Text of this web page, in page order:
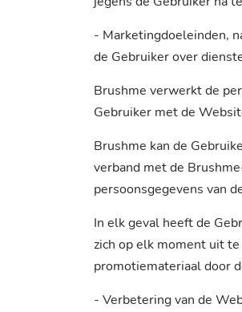
- Marketingdoeleinden,
de Gebruiker over
Brushme verwerkt de
Gebruiker met de
Brushme kan de
verband met de
persoonsgegevens van
In elk geval heeft de
zich op elk moment uit
promotiemateriaal door
- Verbetering van de